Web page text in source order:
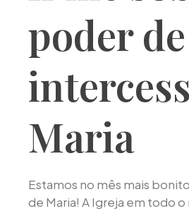
poder de
Maria
Estamos no mês mais
de Maria! A Igreja em todo